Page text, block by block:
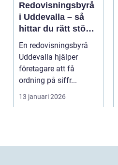
Redovisningsbyrå
i Uddevalla – så
hittar du rätt stöd
för företagets
ekonomi
En redovisningsbyrå
Uddevalla hjälper
företagare att få
ordning på siffr...
13 januari 2026